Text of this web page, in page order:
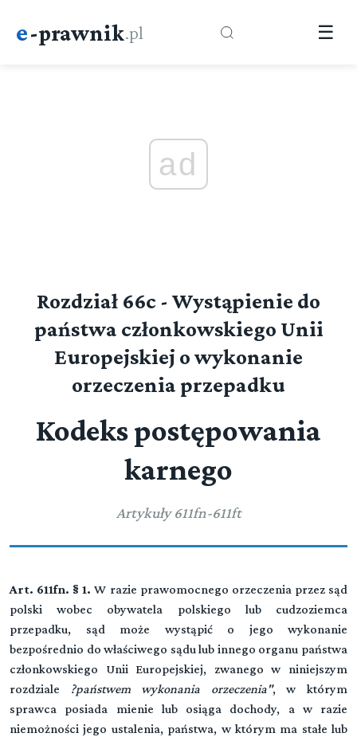
e-prawnik.pl ☰
ad
Rozdział 66c - Wystąpienie do
państwa członkowskiego Unii
Europejskiej o wykonanie
orzeczenia przepadku
Kodeks postępowania
karnego
Artykuły 611fn-611ft
Art. 611fn. § 1. W razie prawomocnego orzeczenia przez sąd
polski wobec obywatela polskiego lub cudzoziemca
przepadku, sąd może wystąpić o jego wykonanie
bezpośrednio do właściwego sądu lub innego organu państwa
członkowskiego Unii Europejskiej, zwanego w niniejszym
rozdziale ?państwem wykonania orzeczenia", w którym
sprawca posiada mienie lub osiąga dochody, a w razie
niemożności jego ustalenia, państwa, w którym ma stałe lub